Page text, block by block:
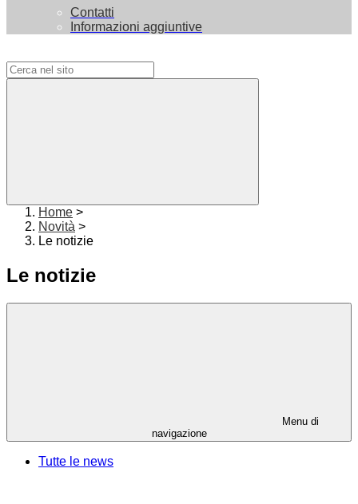
Contatti
Informazioni aggiuntive
Home >
Novità >
Le notizie
Le notizie
Menu di
navigazione
Tutte le news